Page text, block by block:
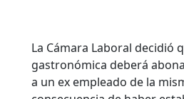
La Cámara Laboral decidió
gastronómica deberá
a un ex empleado de la